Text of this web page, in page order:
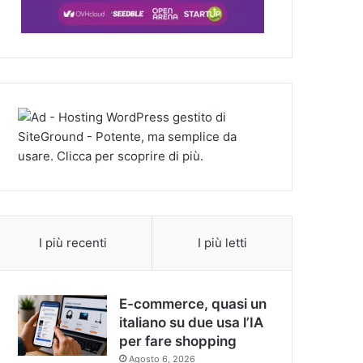
I più recenti I più letti
E-commerce, quasi un
italiano su due usa l’IA
per fare shopping
Agosto 6, 2026